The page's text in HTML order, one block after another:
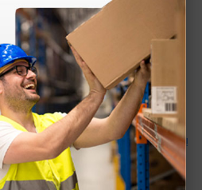
Bom atendimento e recebi
offer of products. Good service!